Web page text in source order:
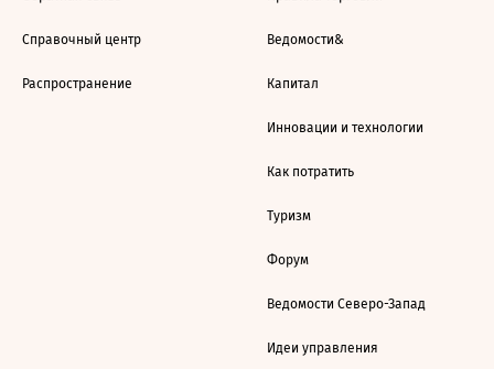
Справочный центр
Распространение
Ведомости&
Капитал
Инновации и технологии
Как потратить
Туризм
Форум
Ведомости Северо-Запад
Идеи управления